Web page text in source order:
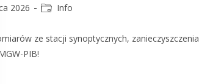
2026 Info
ze stacji synoptycznych,
PIB!